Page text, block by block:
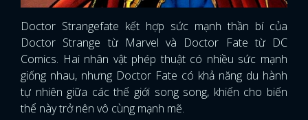
Doctor Strangefate kết hợp sức mạnh thần bí của
Doctor Strange từ Marvel và Doctor Fate từ DC
Comics. Hai nhân vật phép thuật có nhiều sức mạnh
giống nhau, nhưng Doctor Fate có khả năng du hành
tự nhiên giữa các thế giới song song, khiến cho biến
thể này trở nên vô cùng mạnh mẽ.